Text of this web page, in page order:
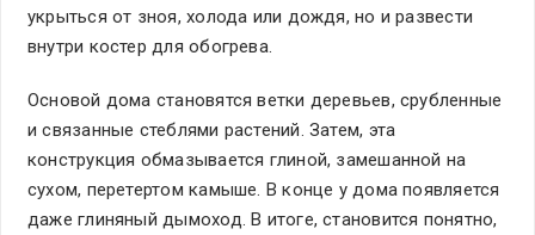
укрыться от зноя, холода или дождя, но и развести
внутри костер для обогрева.
Основой дома становятся ветки деревьев, срубленные
и связанные стеблями растений. Затем, эта
конструкция обмазывается глиной, замешанной на
сухом, перетертом камыше. В конце у дома появляется
даже глиняный дымоход. В итоге, становится понятно,